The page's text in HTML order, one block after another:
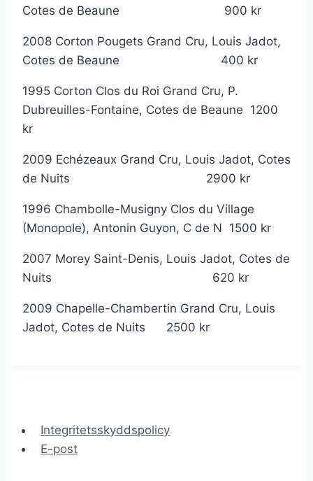
Cotes de Beaune 900 kr
2008 Corton Pougets Grand Cru, Louis Jadot,
Cotes de Beaune 400 kr
1995 Corton Clos du Roi Grand Cru, P.
Dubreuilles-Fontaine, Cotes de Beaune 1200
kr
2009 Echézeaux Grand Cru, Louis Jadot, Cotes
de Nuits 2900 kr
1996 Chambolle-Musigny Clos du Village
(Monopole), Antonin Guyon, C de N 1500 kr
2007 Morey Saint-Denis, Louis Jadot, Cotes de
Nuits 620 kr
2009 Chapelle-Chambertin Grand Cru, Louis
Jadot, Cotes de Nuits 2500 kr
Integritetsskyddspolicy
E-post